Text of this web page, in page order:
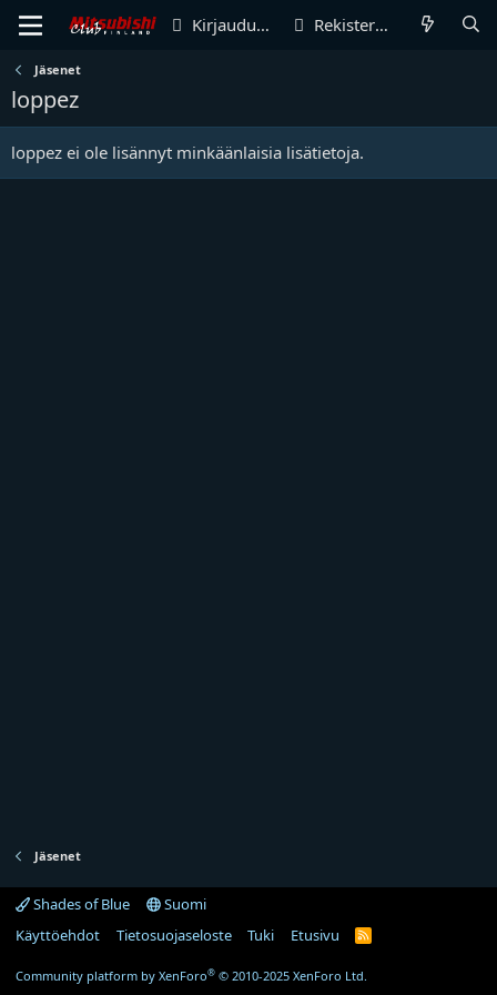
Kirjaudu sisään Rekisteröidy
Jäsenet
loppez
loppez ei ole lisännyt minkäänlaisia lisätietoja.
Jäsenet
Shades of Blue
Suomi
Käyttöehdot
Tietosuojaseloste Tuki Etusivu
R
Community platform by XenForo® © 2010-2025 XenForo Ltd.